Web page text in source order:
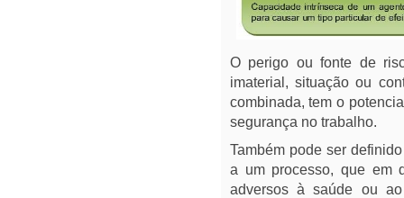
O perigo ou fonte de
imaterial, situação ou
combinada, tem o
segurança no trabalho.
Também pode ser
a um processo, que em
adversos à saúde ou